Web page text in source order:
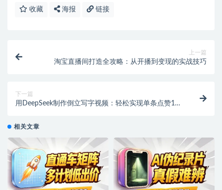
收藏 海报 链接
上一篇
淘宝直播间打造全攻略：从开播到变现的实战技巧
下一篇
用DeepSeek制作倒立写字视频：轻松实现单条点赞10
相关文章